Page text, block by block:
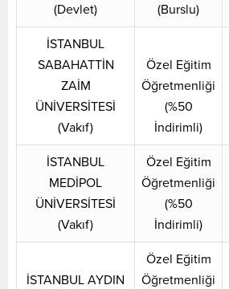
(Devlet)
(Burslu)
İSTANBUL
SABAHATTİN
ZAİM
ÜNİVERSİTESİ
(Vakıf)
Özel Eğitim
Öğretmenliği
(%50
İndirimli)
İSTANBUL
MEDİPOL
ÜNİVERSİTESİ
(Vakıf)
Özel Eğitim
Öğretmenliği
(%50
İndirimli)
İSTANBUL AYDIN
Özel Eğitim
Öğretmenliği